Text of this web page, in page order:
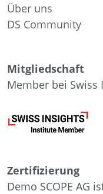
Über uns
DS Community
Mitgliedschaft
Member bei Swiss
Zertifizierung
Demo SCOPE AG